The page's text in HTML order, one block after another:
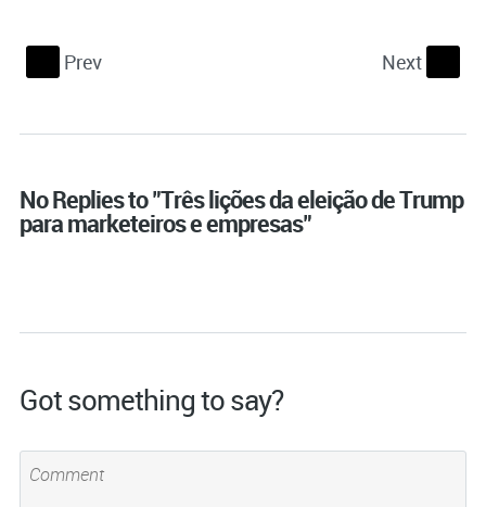
Prev Next
No Replies to "Três lições da eleição de Trump
para marketeiros e empresas"
Got something to say?